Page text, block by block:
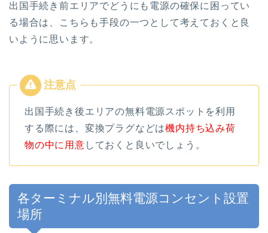
出国手続き前エリアでどうにも電源の確保に困ってい
る場合は、こちらも手段の一つとして考えておくと良
いように思います。
出国手続き後エリアの無料電源スポットを利用
する際には、変換プラグなどは機内持ち込み荷
物の中に用意 しておくと良いでしょう。
各ターミナル別無料電源コンセント設置
場所